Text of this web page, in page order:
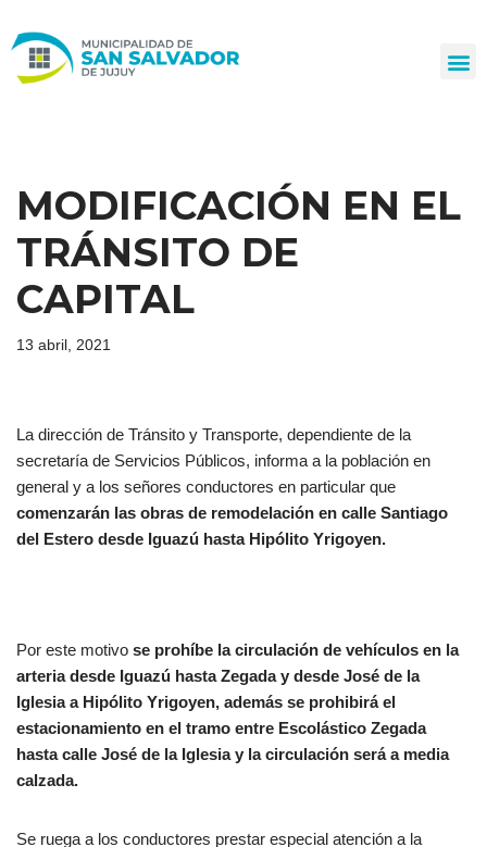
al
MODIFICACIÓN EN EL
TRÁNSITO DE
CAPITAL
13 abril, 2021
La dirección de Tránsito y Transporte, dependiente de la
secretaría de Servicios Públicos, informa a la población en
general y a los señores conductores en particular que
comenzarán las obras de remodelación en calle Santiago
del Estero desde Iguazú hasta Hipólito Yrigoyen.
Por este motivo se prohíbe la circulación de vehículos en la
arteria desde Iguazú hasta Zegada y desde José de la
Iglesia a Hipólito Yrigoyen, además se prohibirá el
estacionamiento en el tramo entre Escolástico Zegada
hasta calle José de la Iglesia y la circulación será a media
calzada.
Se ruega a los conductores prestar especial atención a la